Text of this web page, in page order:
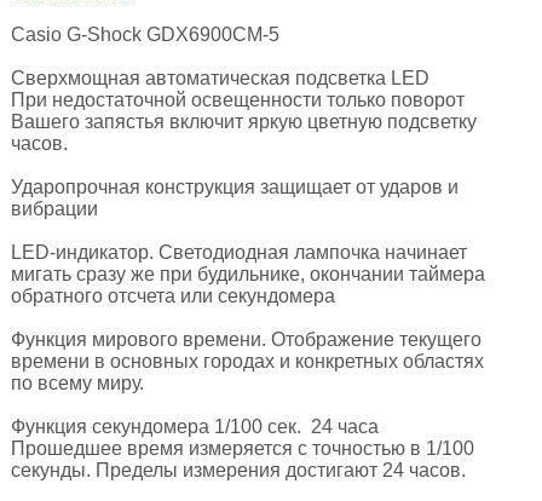
Casio G-Shock GDX6900CM-5
Сверхмощная автоматическая подсветка LED
При недостаточной освещенности только поворот
Вашего запястья включит яркую цветную подсветку
часов.
Ударопрочная конструкция защищает от ударов и
вибрации
LED-­индикатор. Светодиодная лампочка начинает
мигать сразу же при будильнике, окончании таймера
обратного отсчета или секундомера
Функция мирового времени. Отображение текущего
времени в основных городах и конкретных областях
по всему миру.
Функция секундомера­ 1/100 сек. ­ 24 часа
Прошедшее время измеряется с точностью в 1/100
секунды. Пределы измерения достигают 24 часов.